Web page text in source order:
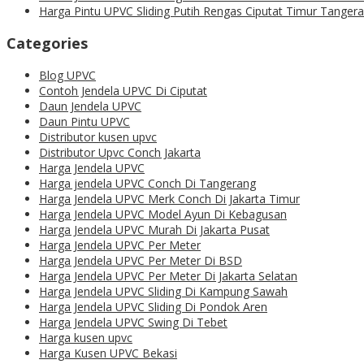
Harga Pintu UPVC Sliding Putih Rengas Ciputat Timur
Categories
Blog UPVC
Contoh Jendela UPVC Di Ciputat
Daun Jendela UPVC
Daun Pintu UPVC
Distributor kusen upvc
Distributor Upvc Conch Jakarta
Harga Jendela UPVC
Harga jendela UPVC Conch Di Tangerang
Harga Jendela UPVC Merk Conch Di Jakarta Timur
Harga Jendela UPVC Model Ayun Di Kebagusan
Harga Jendela UPVC Murah Di Jakarta Pusat
Harga Jendela UPVC Per Meter
Harga Jendela UPVC Per Meter Di BSD
Harga Jendela UPVC Per Meter Di Jakarta Selatan
Harga Jendela UPVC Sliding Di Kampung Sawah
Harga Jendela UPVC Sliding Di Pondok Aren
Harga Jendela UPVC Swing Di Tebet
Harga kusen upvc
Harga Kusen UPVC Bekasi